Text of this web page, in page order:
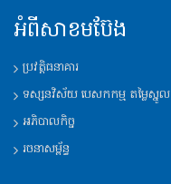
អំពីសាខមប៊ែង
ប្រវត្តិ​ធនាគារ
ទស្សនវិស័យ​ បេសកកម្ម តម្លៃស្នូល
អភិបាលកិច្ច
រចនាសម្ព័ន្ធ​